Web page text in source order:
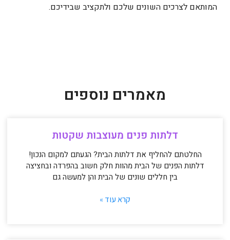
המותאם לצרכים השונים שלכם ולתקציב שבידיכם.
מאמרים נוספים
דלתות פנים מעוצבות שקטות
החלטתם להחליף את דלתות הבית? הגעתם למקום הנכון!
דלתות הפנים של הבית מהוות חלק חשוב בהפרדה ובחציצה
בין חללים שונים של הבית והן למעשה גם
קרא עוד »